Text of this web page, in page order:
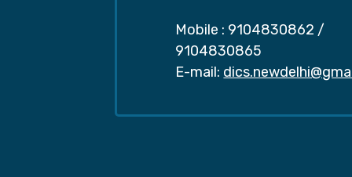
Mobile : 9104830862 /
9104830865
E-mail: